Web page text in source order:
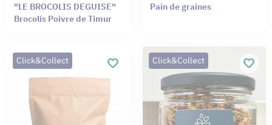
"LE BROCOLIS DEGUISE"
Brocolis Poivre de Timur
Pain de graines
Click&Collect Click&Collect